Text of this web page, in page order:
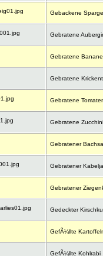
Gebackene
Gebratene
Gebratene
Gebratene
Gebratene
Gebratene Zucchini
Gebratener
Gebratener
Gebratener
Gedeckter
GefÃ¼llte
GefÃ¼llte Kohlrabi